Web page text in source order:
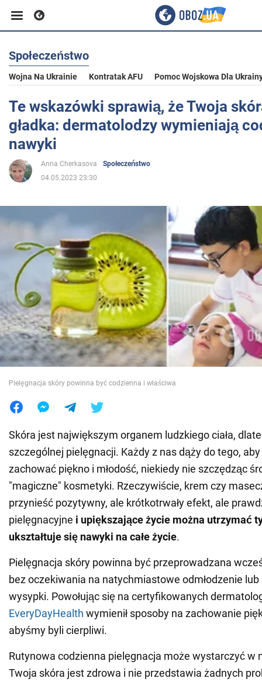
Biznes
Sport
Rozrywka
Życie
Społeczeństwo
Wojna na Ukrainie
Świat
Jedzenie
Społeczeństwo
Wojna Na Ukrainie Kontratak AFU Pomoc Wojskowa Dla
Te wskazówki sprawią, że Twoja
gładka: dermatolodzy wymieniają
nawyki
Anna Cherkasova
Społeczeństwo
04.05.2023 23:30
Pielęgnacja skóry powinna być codzienna i właściwa
Skóra jest największym organem ludzkiego ciała,
szczególnej pielęgnacji. Każdy z nas dąży do tego, aby
zachować piękno i młodość, niekiedy nie szczędząc
"magiczne" kosmetyki. Rzeczywiście, krem czy
przynieść pozytywny, ale krótkotrwały efekt, ale
pielęgnacyjne i upiększające życie można utrzymać
ukształtuje się nawyki na całe życie.
Pielęgnacja skóry powinna być przeprowadzana
bez oczekiwania na natychmiastowe odmłodzenie
wysypki. Powołując się na certyfikowanych
EveryDayHealth wymienił sposoby na zachowanie
abyśmy byli cierpliwi.
Rutynowa codzienna pielęgnacja może wystarczyć w
Twoja skóra jest zdrowa i nie przedstawia żadnych